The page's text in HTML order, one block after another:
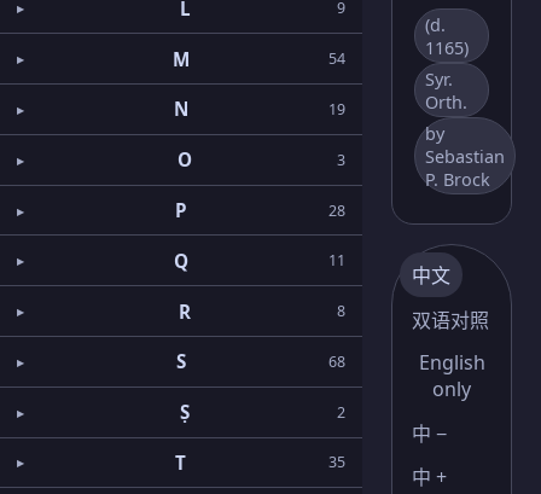
L 9
M 54
N 19
O 3
P 28
Q 11
R 8
S 68
Ṣ 2
T 35
(d.
1165)
Syr.
Orth.
by
Sebastian
P. Brock
中文
双语对照
English
only
中 −
中 +